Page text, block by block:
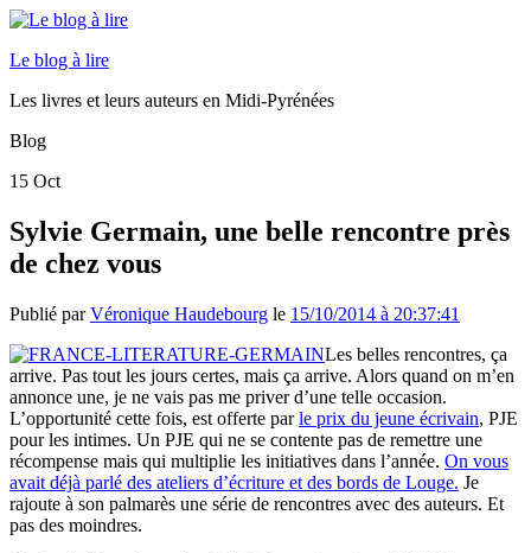
Le blog à lire
Les livres et leurs auteurs en Midi-Pyrénées
Blog
15 Oct
Sylvie Germain, une belle rencontre près
de chez vous
Publié parVéronique Haudebourg le 15/10/2014 à 20:37:41
Les belles rencontres, ça
arrive. Pas tout les jours certes, mais ça arrive. Alors quand on m’en
annonce une, je ne vais pas me priver d’une telle occasion.
L’opportunité cette fois, est offerte parle prix du jeune écrivain, PJE
pour les intimes. Un PJE qui ne se contente pas de remettre une
récompense mais qui multiplie les initiatives dans l’année. On vous
avait déjà parlé des ateliers d’écriture et des bords de Louge. Je
rajoute à son palmarès une série de rencontres avec des auteurs. Et
pas des moindres.